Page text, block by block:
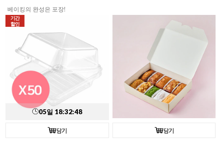
베이킹의 완성은 포장!
기간
할인
05일 18:32:47
담기 담기